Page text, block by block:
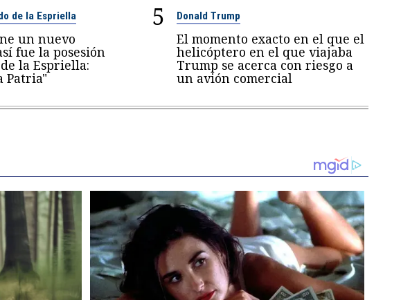
de la Espriella
un nuevo
fue la posesión
la Espriella:
Patria"
5 Donald Trump
El momento exacto en el que el
helicóptero en el que viajaba
Trump se acerca con riesgo a
un avión comercial